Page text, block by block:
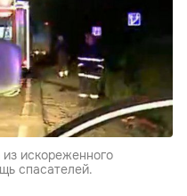
искореженного
спасателей.